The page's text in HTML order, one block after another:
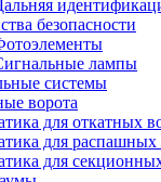
безопасности
лампы
системы
ворота
для откатных
для распашных
для